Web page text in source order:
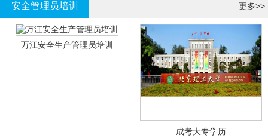
安全管理员培训 更多>>
万江安全生产管理员培训
成考大专学历